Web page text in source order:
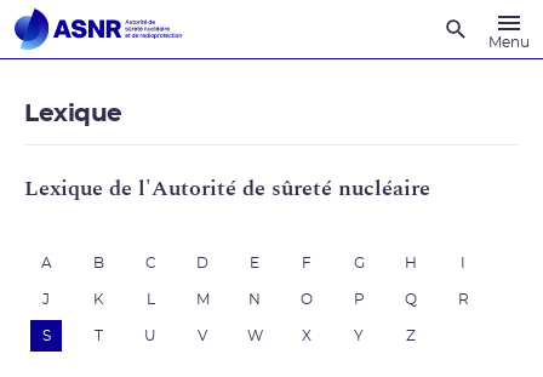
Menu
Lexique
Lexique de l'Autorité de sûreté nucléaire
A B C D E F G H
J K M N O P Q R
S U V W X Y Z